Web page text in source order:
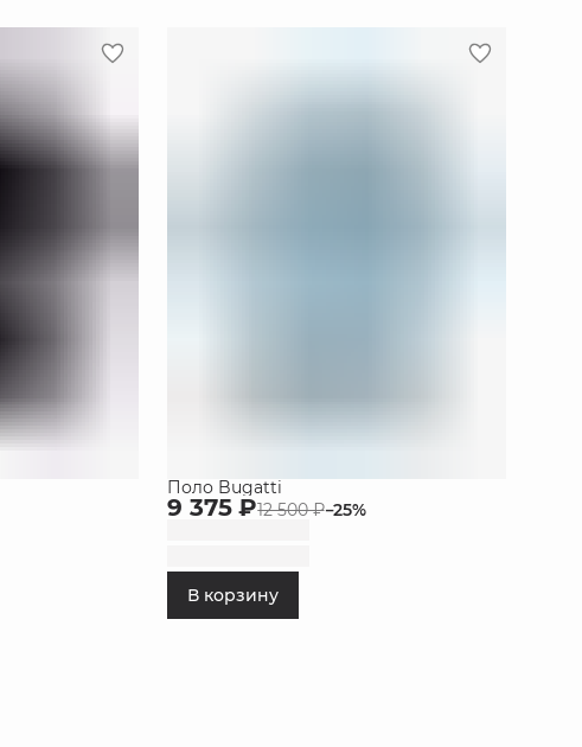
Поло Bugatti
9 375 ₽12 500 ₽−25%
В корзину